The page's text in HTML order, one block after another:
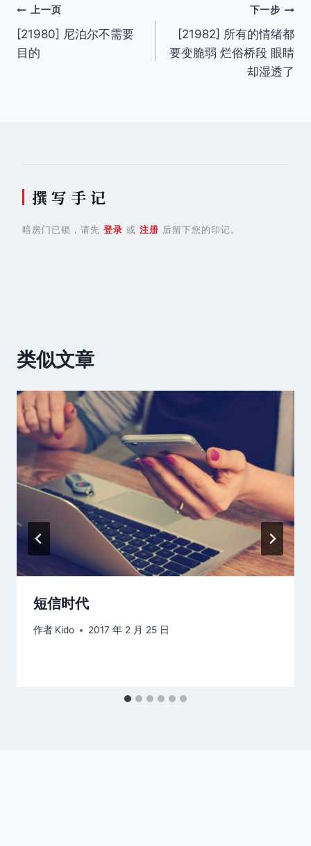
文
章
上一页
[21980] 尼泊尔不需要
目的
下一步
[21982] 所有的情绪都
要变脆弱 烂俗桥段 眼睛
却湿透了
撰 写 手 记
暗房门已锁，请先 登录 或 注册 后留下您的印记。
类似文章
短信时代
作者 Kido 2017 年 2 月 25 日